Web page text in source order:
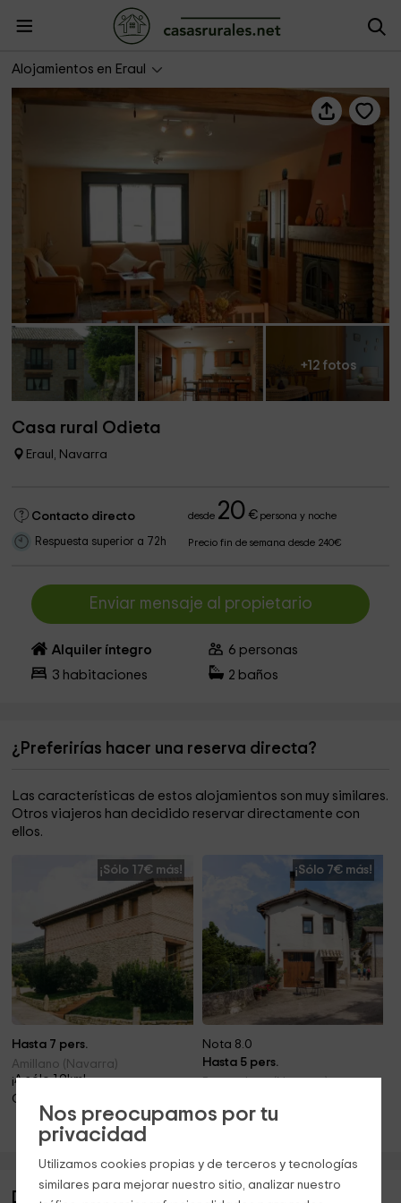
Nos preocupamos por tu
privacidad
Utilizamos cookies propias y de terceros y tecnologías
similares para mejorar nuestro sitio, analizar nuestro
Alojamientos en Eraul
+12 fotos
Casa rural Odieta
Eraul, Navarra
Contacto directo desde 20 €persona y noche
Respuesta superior a 72h Precio fin de semana desde 240€
Enviar mensaje al propietario
Alquiler íntegro 6 personas
3 habitaciones 2 baños
¿Preferirías hacer una reserva directa?
Las características de estos alojamientos son muy similares.
Otros viajeros han decidido reservar directamente con
ellos.
¡Sólo 17€ más!
Hasta 7 pers.
Amillano (Navarra)
¡A sólo 1.9km!
Chimenea
¡Sólo 7€ más!
Nota 8.0
Hasta 5 pers.
Barbacoa · Chimenea
Descripción de Casa rural Odieta